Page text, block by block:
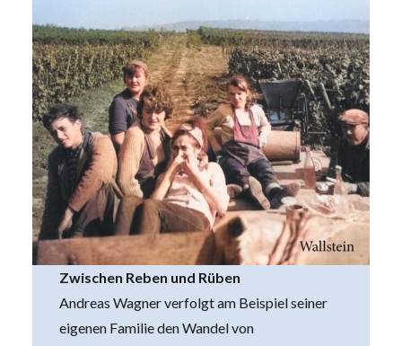
Zwischen Reben und Rüben
Andreas Wagner verfolgt am Beispiel seiner
eigenen Familie den Wandel von